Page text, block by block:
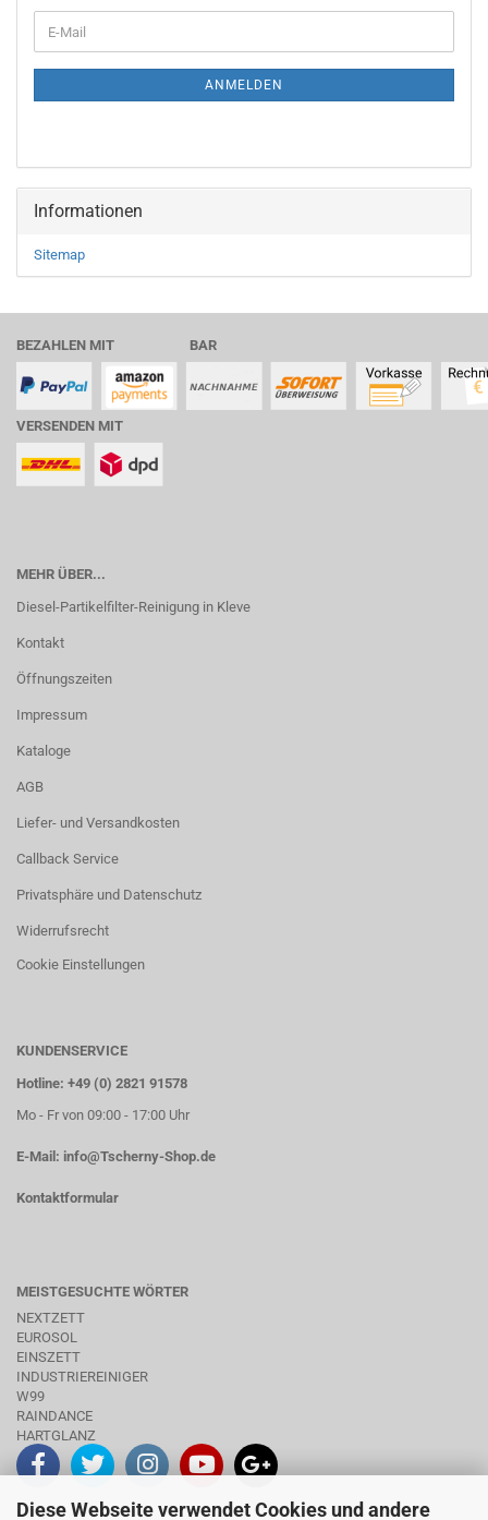
Diese Webseite verwendet Cookies und andere
ZUR
E-
Mail
ANMELDEN
Informationen
Sitemap
BEZAHLEN MIT BAR
VERSENDEN MIT
MEHR ÜBER...
Diesel-Partikelfilter-Reinigung in Kleve
Kontakt
Öffnungszeiten
Impressum
Kataloge
AGB
Liefer- und Versandkosten
Callback Service
Privatsphäre und Datenschutz
Widerrufsrecht
Cookie Einstellungen
KUNDENSERVICE
Hotline: +49 (0) 2821 91578
Mo - Fr von 09:00 - 17:00 Uhr
E-Mail: info@Tscherny-Shop.de
Kontaktformular
MEISTGESUCHTE WÖRTER
NEXTZETT
EUROSOL
EINSZETT
INDUSTRIEREINIGER
W99
RAINDANCE
HARTGLANZ
INFO